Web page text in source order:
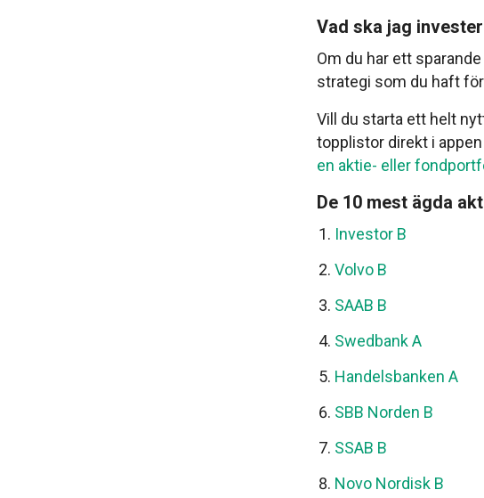
Vad ska jag
Om du har ett
strategi som du haft
Vill du starta ett helt
topplistor direkt i
en aktie- eller
De 10 mest ägda
Investor B
Volvo B
SAAB B
Swedbank A
Handelsbanken A
SBB Norden B
SSAB B
Novo Nordisk B